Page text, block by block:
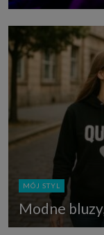
MÓJ STYL
Modne